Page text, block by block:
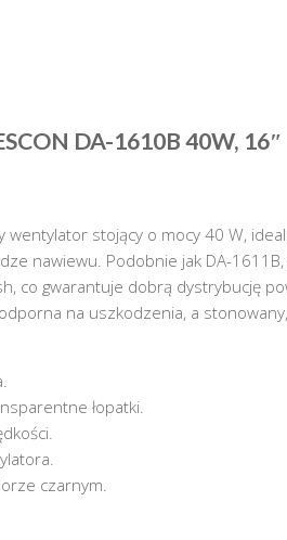
DA-1610B 40W, 16″
wentylator stojący o mocy 40 W,
nawiewu. Podobnie jak DA-
co gwarantuje dobrą dystrybucję
na uszkodzenia, a
łopatki.
czarnym.